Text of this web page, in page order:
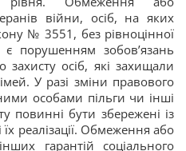
війни, осіб, на яких
№ 3551, без рівноцінної
є порушенням зобов’язань
осіб, які захищали
У разі зміни правового
особами пільги чи інші
повинні бути збережені із
реалізації. Обмеження або
гарантій соціального